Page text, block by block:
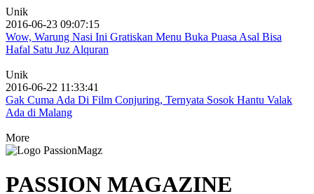
Unik
2016-06-23 09:07:15
Wow, Warung Nasi Ini Gratiskan Menu Buka Puasa Asal Bisa
Hafal Satu Juz Alquran
Unik
2016-06-22 11:33:41
Gak Cuma Ada Di Film Conjuring, Ternyata Sosok Hantu Valak
Ada di Malang
More
PASSION MAGAZINE